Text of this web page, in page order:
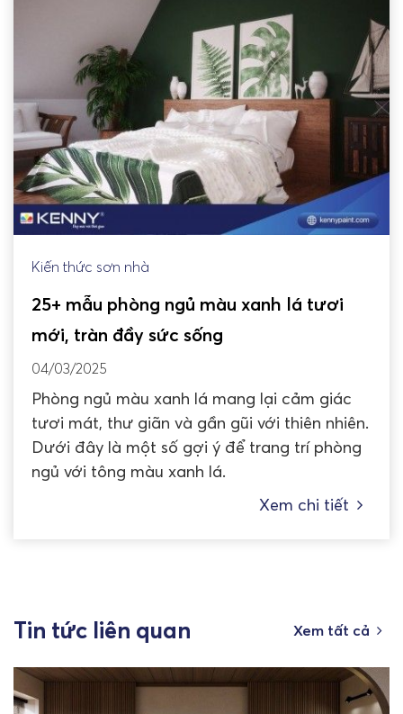
Kiến thức sơn nhà
25+ mẫu phòng ngủ màu xanh lá tươi
mới, tràn đầy sức sống
04/03/2025
Phòng ngủ màu xanh lá mang lại cảm giác
tươi mát, thư giãn và gần gũi với thiên nhiên.
Dưới đây là một số gợi ý để trang trí phòng
ngủ với tông màu xanh lá.
Xem chi tiết
Tin tức liên quan Xem tất cả